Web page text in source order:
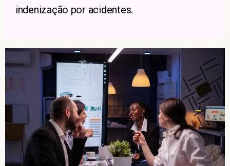
indenização por acidentes.